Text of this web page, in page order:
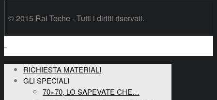
© 2015 Rai Teche - Tutti i diritti riservati.
RICHIESTA MATERIALI
GLI SPECIALI
70×70, LO SAPEVATE CHE…